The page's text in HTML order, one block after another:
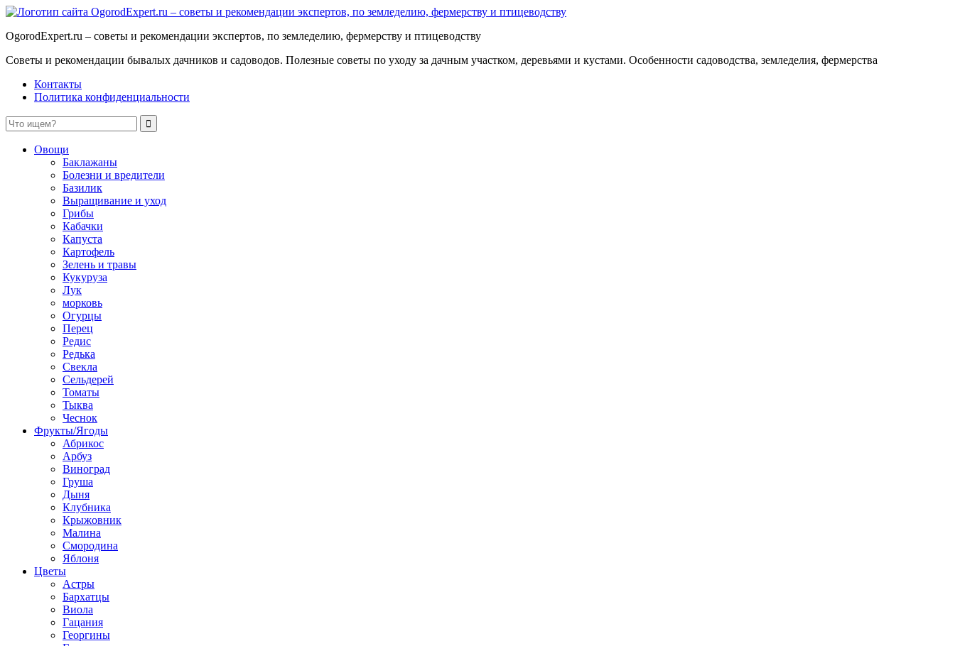
OgorodExpert.ru – cоветы и рекомендации экспертов, по земледелию, фермерству и птицеводству
Советы и рекомендации бывалых дачников и садоводов. Полезные советы по уходу за дачным участком, деревьями и кустами. Особенности садоводства, земледелия, фермерства
Контакты
Политика конфиденциальности
Овощи
Баклажаны
Болезни и вредители
Базилик
Выращивание и уход
Грибы
Кабачки
Капуста
Картофель
Зелень и травы
Кукуруза
Лук
морковь
Огурцы
Перец
Редис
Редька
Свекла
Сельдерей
Томаты
Тыква
Чеснок
Фрукты/Ягоды
Абрикос
Арбуз
Виноград
Груша
Дыня
Клубника
Крыжовник
Малина
Смородина
Яблоня
Цветы
Астры
Бархатцы
Виола
Гацания
Георгины